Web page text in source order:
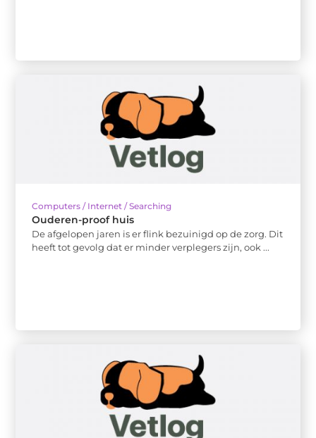
Computers / Internet / Searching
Ouderen-proof huis
De afgelopen jaren is er flink bezuinigd op de zorg. Dit
heeft tot gevolg dat er minder verplegers zijn, ook ...